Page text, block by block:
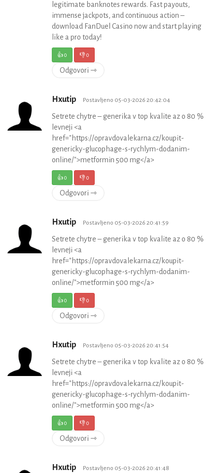
legitimate banknotes rewards. Fast payouts,
immense jackpots, and continuous action –
download FanDuel Casino now and start playing
like a pro today!
👍0 👎0
Odgovori ⇾
Hxutip Postavljeno 05-03-2026 20:42:04
Setrete chytre – generika v top kvalite az o 80 %
levneji <a
href="https://opravdovalekarna.cz/koupit-
genericky-glucophage-s-rychlym-dodanim-
online/">metformin 500 mg</a>
👍0 👎0
Odgovori ⇾
Hxutip Postavljeno 05-03-2026 20:41:59
Setrete chytre – generika v top kvalite az o 80 %
levneji <a
href="https://opravdovalekarna.cz/koupit-
genericky-glucophage-s-rychlym-dodanim-
online/">metformin 500 mg</a>
👍0 👎0
Odgovori ⇾
Hxutip Postavljeno 05-03-2026 20:41:54
Setrete chytre – generika v top kvalite az o 80 %
levneji <a
href="https://opravdovalekarna.cz/koupit-
genericky-glucophage-s-rychlym-dodanim-
online/">metformin 500 mg</a>
👍0 👎0
Odgovori ⇾
Hxutip Postavljeno 05-03-2026 20:41:48